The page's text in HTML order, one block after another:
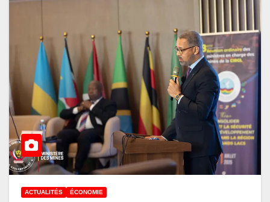
ACTUALITÉS ÉCONOMIE